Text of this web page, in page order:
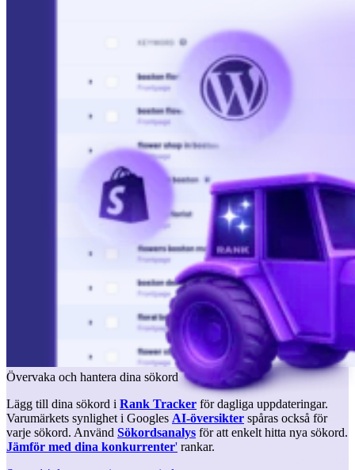
Övervaka och hantera dina sökord
Lägg till dina sökord i Rank Tracker för dagliga uppdateringar.
Varumärkets synlighet i Googles AI-översikter spåras också för
varje sökord. Använd Sökordsanalys för att enkelt hitta nya sökord.
Jämför med dina konkurrenter' rankar.
0
2
3
4
5
0
2
3
4
5
0
2
3
4
5
0
2
3
4
5